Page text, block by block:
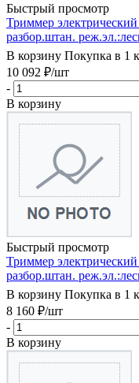
Быстрый просмотр
Триммер
разбор.штан.
В корзину Покупка в 1
10 092 ₽/шт
-
В корзину
Быстрый просмотр
Триммер
разбор.штан.
В корзину Покупка в 1
8 160 ₽/шт
-
В корзину